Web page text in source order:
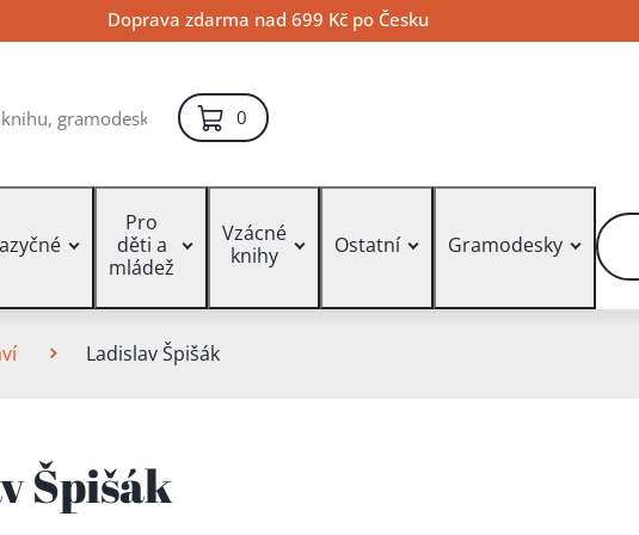
Doprava zdarma nad 699 Kč po Česku
0položek – košík
Pro
děti a
mládež
Vzácné
knihy
Ostatní Gramodesky
Ladislav Špišák
Špišák